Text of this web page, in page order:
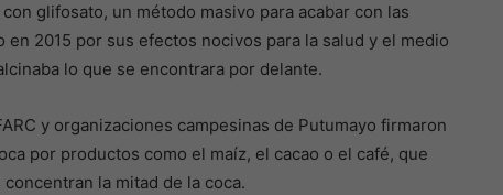
glifosato, un método masivo para acabar con las
2015 por sus efectos nocivos para la salud y el medio
lo que se encontrara por delante.
y organizaciones campesinas de Putumayo firmaron
por productos como el maíz, el cacao o el café, que
la mitad de la coca.